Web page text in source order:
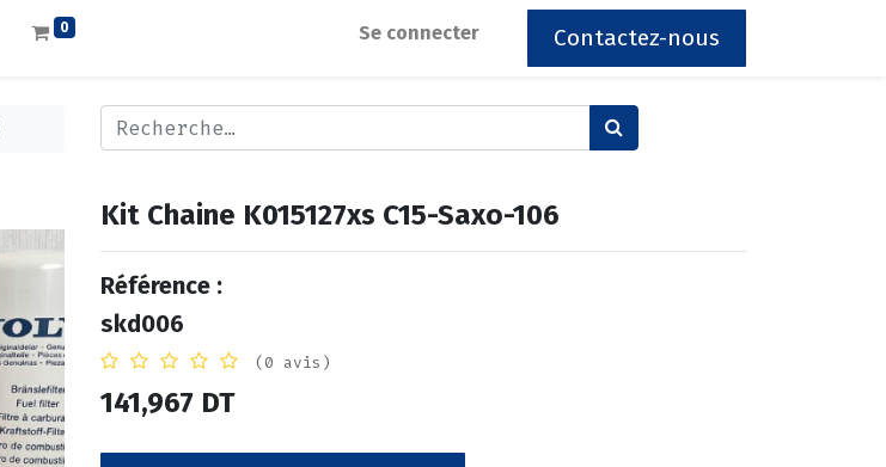
0 Se connecter Contactez-nous
Kit Chaine K015127xs C15-Saxo-106
Référence :
skd006
(0 avis)
141,967 DT